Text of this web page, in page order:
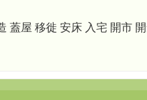
蓋屋 移徙 安床 入宅 開市